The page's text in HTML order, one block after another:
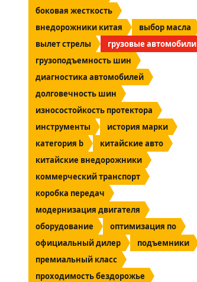
боковая жесткость
внедорожники китая
выбор масла
вылет стрелы
грузовые автомобили
грузоподъемность шин
диагностика автомобилей
долговечность шин
износостойкость протектора
инструменты
история марки
категория b
китайские авто
китайские внедорожники
коммерческий транспорт
коробка передач
модернизация двигателя
оборудование
оптимизация по
официальный дилер
подъемники
премиальный класс
проходимость бездорожье